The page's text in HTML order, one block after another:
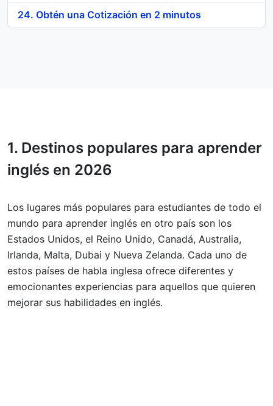
24. Obtén una Cotización en 2 minutos
1. Destinos populares para aprender
inglés en 2026
Los lugares más populares para estudiantes de todo el
mundo para aprender inglés en otro país son los
Estados Unidos, el Reino Unido, Canadá, Australia,
Irlanda, Malta, Dubai y Nueva Zelanda. Cada uno de
estos países de habla inglesa ofrece diferentes y
emocionantes experiencias para aquellos que quieren
mejorar sus habilidades en inglés.